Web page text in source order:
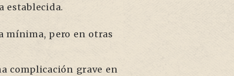
establecida.
mínima, pero en otras
complicación grave en